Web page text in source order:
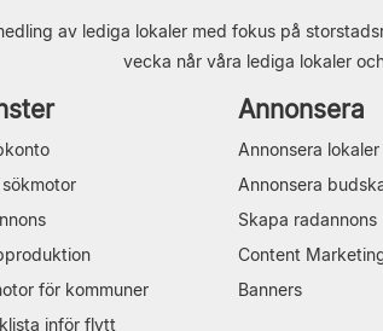
av lediga lokaler med fokus på
vecka når våra lediga lokaler
sökmotor
för kommuner
inför flytt
Annonsera
Annonsera lokaler
Annonsera
Skapa radannons
Content
Banners